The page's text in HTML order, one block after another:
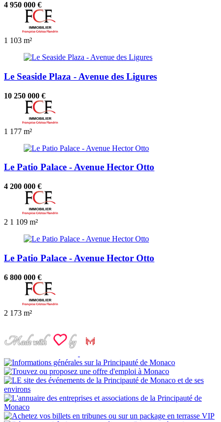
4 950 000 €
1 103 m²
Le Seaside Plaza - Avenue des Ligures
10 250 000 €
1 177 m²
Le Patio Palace - Avenue Hector Otto
4 200 000 €
2 1 109 m²
Le Patio Palace - Avenue Hector Otto
6 800 000 €
2 173 m²